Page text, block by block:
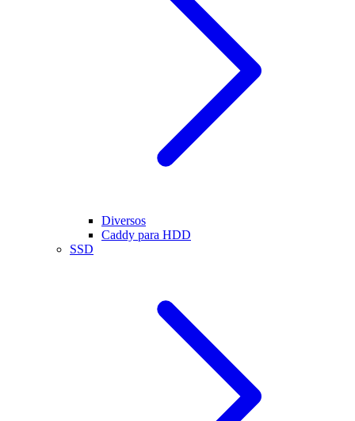
Diversos
Caddy para HDD
SSD